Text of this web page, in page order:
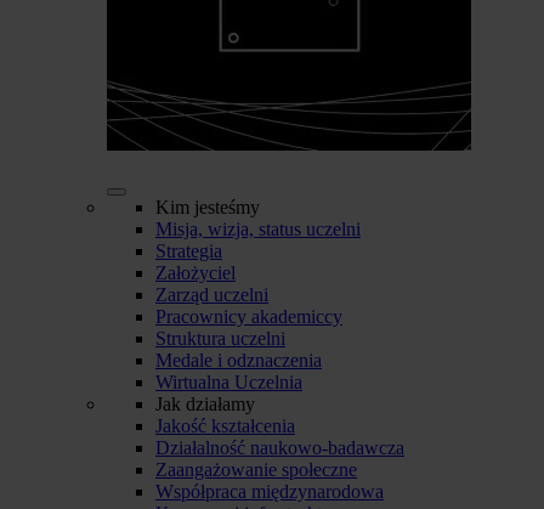
Kim jesteśmy
Misja, wizja, status uczelni
Strategia
Założyciel
Zarząd uczelni
Pracownicy akademiccy
Struktura uczelni
Medale i odznaczenia
Wirtualna Uczelnia
Jak działamy
Jakość kształcenia
Działalność naukowo-badawcza
Zaangażowanie społeczne
Współpraca międzynarodowa